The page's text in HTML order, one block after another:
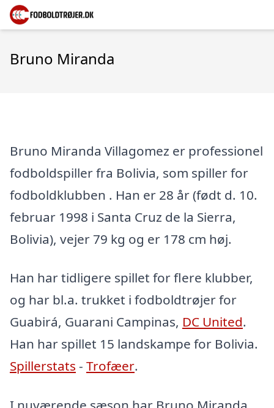
Bruno Miranda
Bruno Miranda Villagomez er professionel
fodboldspiller fra Bolivia, som spiller for
fodboldklubben . Han er 28 år (født d. 10.
februar 1998 i Santa Cruz de la Sierra,
Bolivia), vejer 79 kg og er 178 cm høj.
Han har tidligere spillet for flere klubber,
og har bl.a. trukket i fodboldtrøjer for
Guabirá, Guarani Campinas, DC United.
Han har spillet 15 landskampe for Bolivia.
Spillerstats - Trofæer.